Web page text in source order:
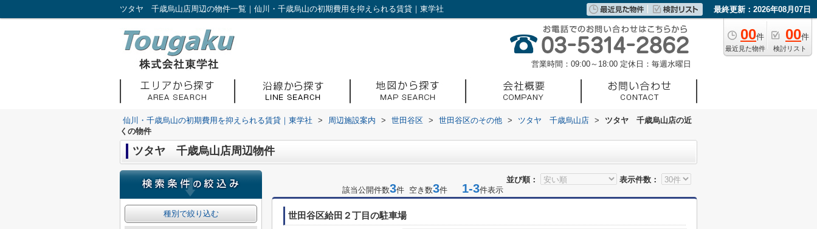
ツタヤ 千歳烏山店周辺の物件一覧｜仙川・千歳烏山の初期費用を抑えられる賃貸｜東学社 最終更新：2026年08月07日
00件
最近見た物件
00件
検討リスト
営業時間：09:00～18:00 定休日：毎週水曜日
仙川・千歳烏山の初期費用を抑えられる賃貸｜東学社 > 周辺施設案内 > 世田谷区 > 世田谷区のその他 > ツタヤ 千歳烏山店 >
ツタヤ 千歳烏山店の近
くの物件
ツタヤ 千歳烏山店周辺物件
並び順：
表示件数：
該当公開件数3件 空き数3件 1-3件表示
世田谷区給田２丁目の駐車場
種別で絞り込む